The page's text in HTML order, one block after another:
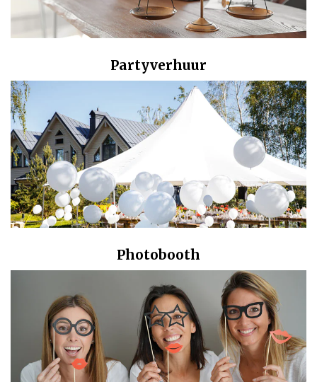
Partyverhuur
Photobooth